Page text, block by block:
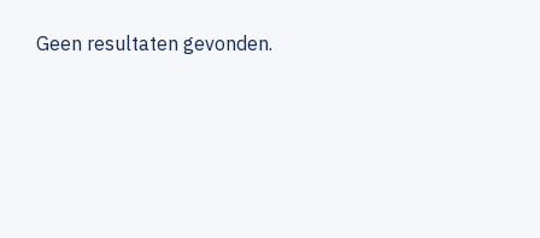
Geen resultaten gevonden.